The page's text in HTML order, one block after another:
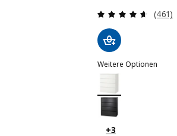
77x147 cm
Eicheneff wlas, 77x147 cm
(461)
Weitere Optionen
MALM
Option: MALM,
Option: MALM,
+3